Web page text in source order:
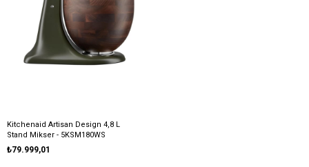
Kitchenaid Artisan Design 4,8 L
Stand Mikser - 5KSM180WS
₺79.999,01